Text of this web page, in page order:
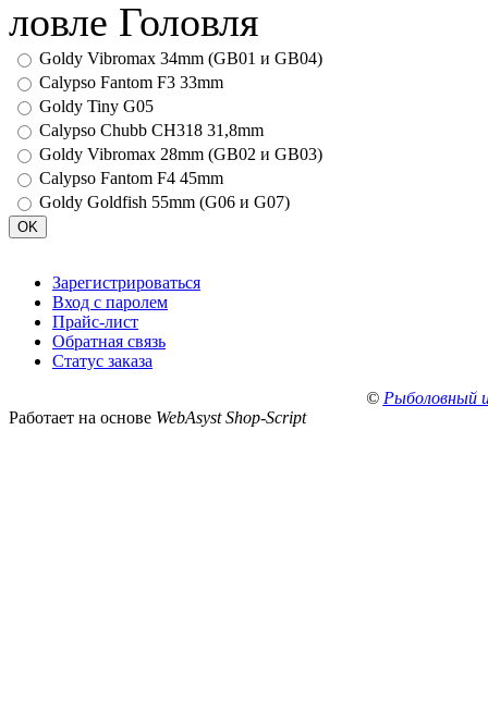
ловле Головля
Goldy Vibromax 34mm (GB01 и GB04)
Calypso Fantom F3 33mm
Goldy Tiny G05
Calypso Chubb CH318 31,8mm
Goldy Vibromax 28mm (GB02 и GB03)
Calypso Fantom F4 45mm
Goldy Goldfish 55mm (G06 и G07)
Зарегистрироваться
Вход с паролем
Прайс-лист
Обратная связь
Статус заказа
© Рыболовный
Работает на основе WebAsyst Shop-Script